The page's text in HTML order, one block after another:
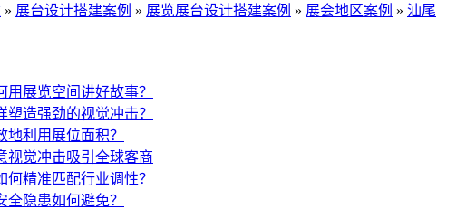
» 展台设计搭建案例 » 展览展台设计搭建案例 » 展会地区案例 » 汕尾
展览空间讲好故事？
造强劲的视觉冲击？
利用展位面积？
视觉冲击吸引全球客商
精准匹配行业调性？
隐患如何避免？